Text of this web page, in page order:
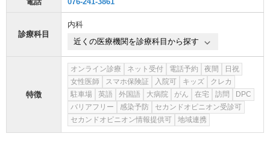
診療科目
内科
近くの医療機関を診療科目から探す
特徴
オンライン診療 ネット受付 電話予約 夜間
日祝
女性医師
スマホ保険証 入院可 キッズ
クレカ
駐車場
英語 外国語 大病院 がん 在宅 訪問
DPC
バリアフリー
感染予防
セカンドオピニオン受診可
セカンドオピニオン情報提供可
地域連携